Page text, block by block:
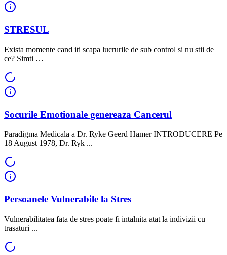
STRESUL
Exista momente cand iti scapa lucrurile de sub control si nu stii de
ce? Simti …
Socurile Emotionale genereaza Cancerul
Paradigma Medicala a Dr. Ryke Geerd Hamer INTRODUCERE Pe
18 August 1978, Dr. Ryk ...
Persoanele Vulnerabile la Stres
Vulnerabilitatea fata de stres poate fi intalnita atat la indivizii cu
trasaturi ...